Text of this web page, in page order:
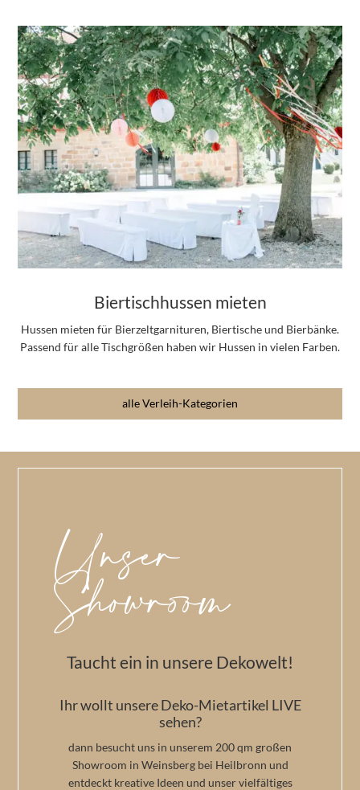
Biertischhussen mieten
Hussen mieten für Bierzeltgarnituren, Biertische und Bierbänke.
Passend für alle Tischgrößen haben wir Hussen in vielen Farben.
alle Verleih-Kategorien
Unser
Showroom
Taucht ein in unsere Dekowelt!
Ihr wollt unsere Deko-Mietartikel LIVE
sehen?
dann besucht uns in unserem 200 qm großen
Showroom in Weinsberg bei Heilbronn und
entdeckt kreative Ideen und unser vielfältiges